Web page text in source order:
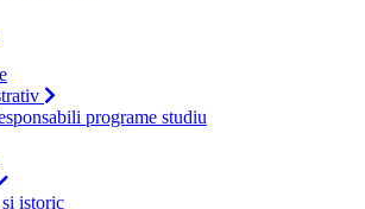
programe studiu
istoric